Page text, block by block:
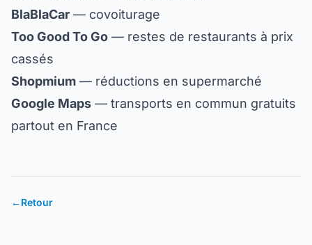
BlaBlaCar — covoiturage
Too Good To Go — restes de restaurants à prix
cassés
Shopmium — réductions en supermarché
Google Maps — transports en commun gratuits
partout en France
←Retour